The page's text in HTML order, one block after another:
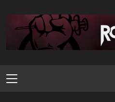
contenido
principal